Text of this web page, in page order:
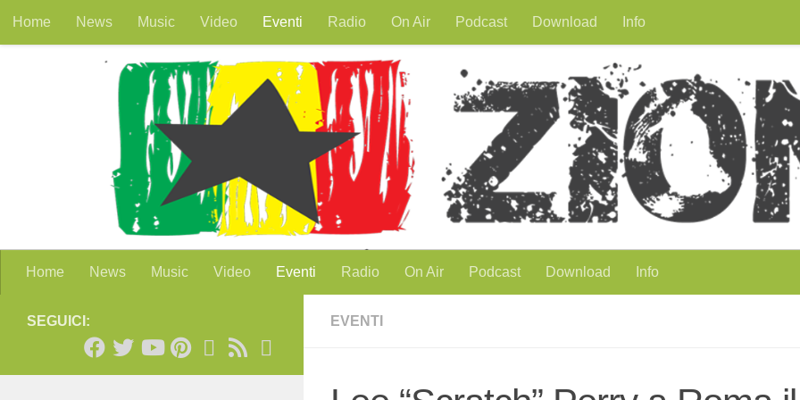
Salta al contenuto
Home News Music Video Eventi Radio On Air Podcast Download Info
Home News Music Video Eventi Radio On Air Podcast Download Info
EVENTI
SEGUICI: